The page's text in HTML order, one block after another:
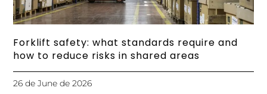
Forklift safety: what standards require and
how to reduce risks in shared areas
26 de June de 2026